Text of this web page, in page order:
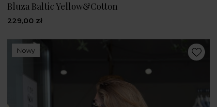
Bluza Baltic Yellow&Cotton
229,00 zł
Nowy